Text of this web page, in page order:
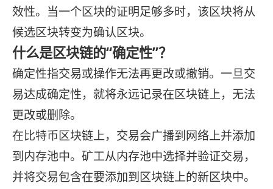
效性。当一个区块的证明足够多时，该区块将从
候选区块转变为确认区块。
什么是区块链的“确定性”？
确定性指交易或操作无法再更改或撤销。一旦交
易达成确定性，就将永远记录在区块链上，无法
更改或删除。
在比特币区块链上，交易会广播到网络上并添加
到内存池中。矿工从内存池中选择并验证交易，
并将交易包含在要添加到区块链上的新区块中。